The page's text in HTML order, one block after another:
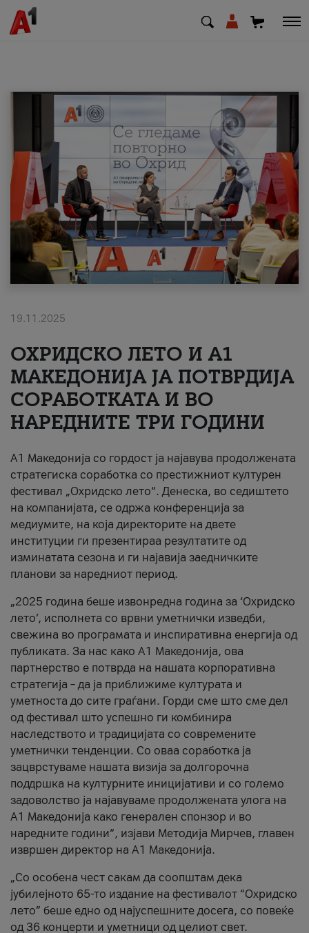
МК SQ
Приватни Деловни
Поддршка
Надополни кредит
#ПодобарОнлајн
19.11.2025
ОХРИДСКО ЛЕТО И A1
МАКЕДОНИЈА ЈА ПОТВРДИЈА
СОРАБОТКАТА И ВО
НАРЕДНИТЕ ТРИ ГОДИНИ
A1 Македонија со гордост ја најавува продолжената
стратегиска соработка со престижниот културен
фестивал „Охридско лето“. Денеска, во седиштето
на компанијата, се одржа конференција за
медиумите, на која директорите на двете
институции ги презентираа резултатите од
изминатата сезона и ги најавија заедничките
планови за наредниот период.
„2025 година беше извонредна година за ‘Охридско
лето’, исполнета со врвни уметнички изведби,
свежина во програмата и инспиративна енергија од
публиката. За нас како A1 Македонија, ова
партнерство е потврда на нашата корпоративна
стратегија – да ја приближиме културата и
уметноста до сите граѓани. Горди сме што сме дел
од фестивал што успешно ги комбинира
наследството и традицијата со современите
уметнички тенденции. Со оваа соработка ја
зацврстуваме нашата визија за долгорочна
поддршка на културните иницијативи и со големо
задоволство ја најавуваме продолжената улога на
A1 Македонија како генерален спонзор и во
наредните години“, изјави Методија Мирчев, главен
извршен директор на A1 Македонија.
„Со особена чест сакам да соопштам дека
јубилејното 65-то издание на фестивалот “Охридско
лето” беше едно од најуспешните досега, со повеќе
од 36 концерти и уметници од целиот свет.